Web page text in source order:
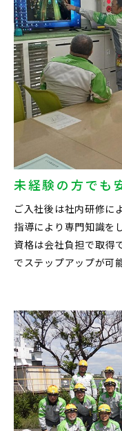
未経験の方でも
ご入社後は社内研修に
指導により専門知識を
資格は会社負担で取得
でステップアップが可